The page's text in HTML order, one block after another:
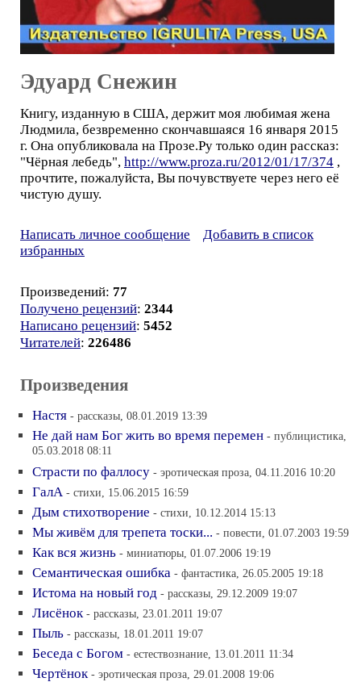
Эдуард Снежин
Книгу, изданную в США, держит моя любимая жена
Людмила, безвременно скончавшаяся 16 января 2015
г. Она опубликовала на Прозе.Ру только один рассказ:
"Чёрная лебедь", http://www.proza.ru/2012/01/17/374 ,
прочтите, пожалуйста, Вы почувствуете через него её
чистую душу.
Написать личное сообщение
Добавить в список
избранных
Произведений: 77
Получено рецензий: 2344
Написано рецензий: 5452
Читателей: 226486
Произведения
Настя - рассказы, 08.01.2019 13:39
Не дай нам Бог жить во время перемен - публицистика,
05.03.2018 08:11
Страсти по фаллосу - эротическая проза, 04.11.2016 10:20
ГалА - стихи, 15.06.2015 16:59
Дым стихотворение - стихи, 10.12.2014 15:13
Мы живём для трепета тоски... - повести, 01.07.2003 19:59
Как вся жизнь - миниатюры, 01.07.2006 19:19
Семантическая ошибка - фантастика, 26.05.2005 19:18
Истома на новый год - рассказы, 29.12.2009 19:07
Лисёнок - рассказы, 23.01.2011 19:07
Пыль - рассказы, 18.01.2011 19:07
Беседа с Богом - естествознание, 13.01.2011 11:34
Чертёнок - эротическая проза, 29.01.2008 19:06